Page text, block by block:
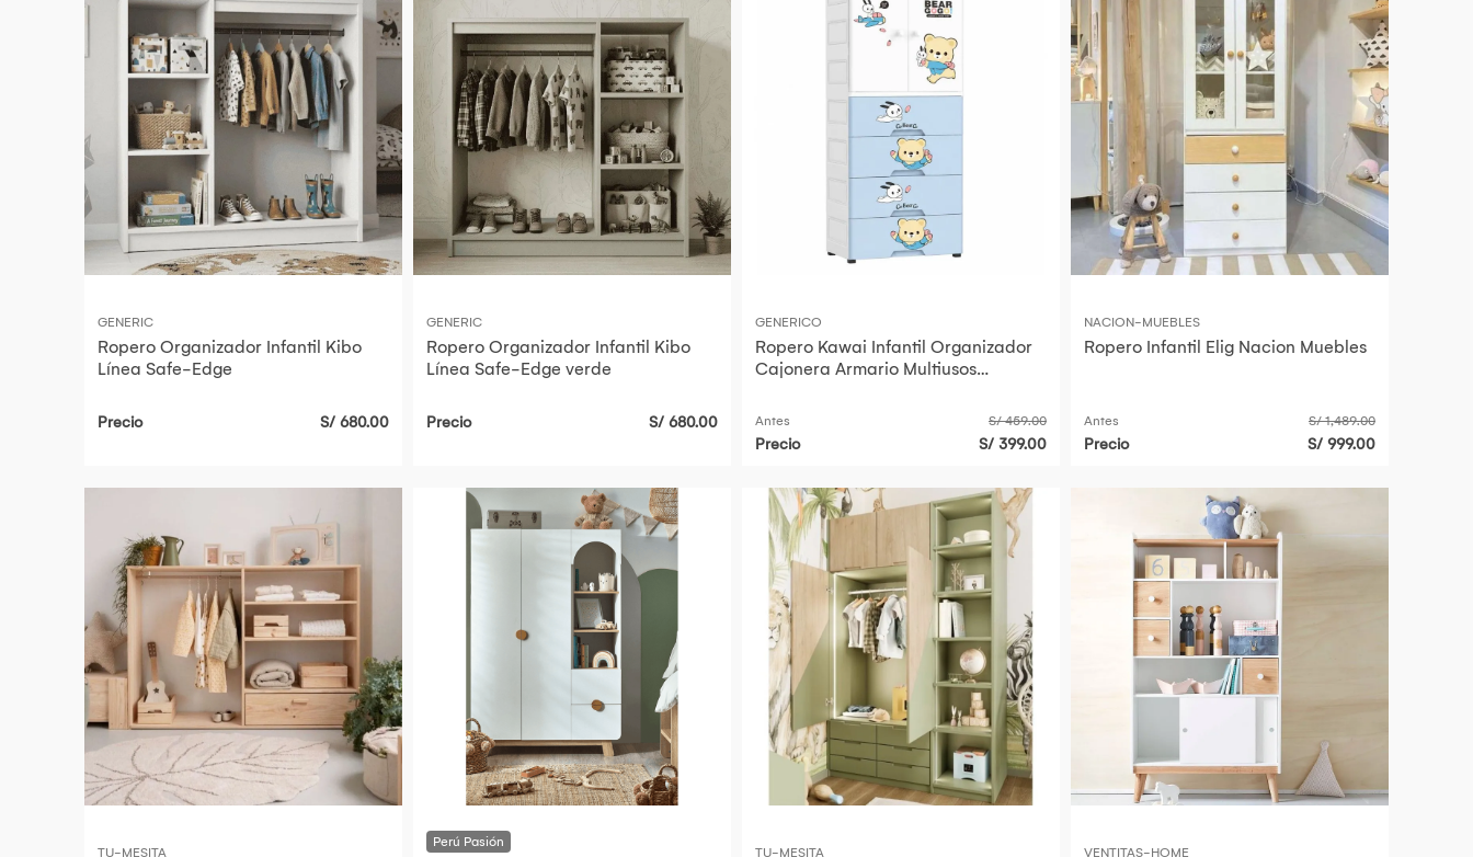
GENERIC
Ropero Organizador Infantil Kibo
Línea Safe-Edge
Precio S/ 680.00
GENERIC
Ropero Organizador Infantil Kibo
Línea Safe-Edge verde
Precio S/ 680.00
GENERICO
Ropero Kawai Infantil Organizador
Cajonera Armario Multiusos
101845
Antes S/ 459.00
Precio S/ 399.00
NACION-MUEBLES
Ropero Infantil Elig Nacion Muebles
Antes S/ 1,489.00
Precio S/ 999.00
TU-MESITA TU-MESITA VENTITAS-HOME